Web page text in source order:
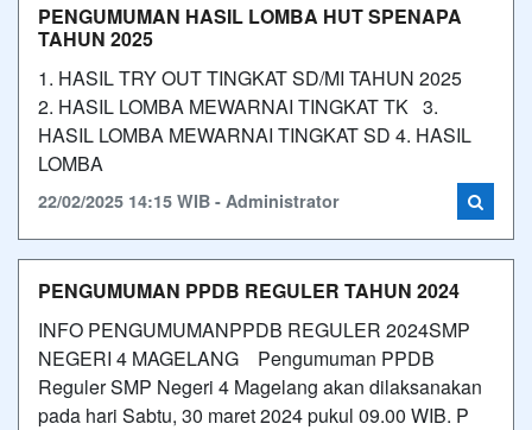
PENGUMUMAN HASIL LOMBA HUT SPENAPA
TAHUN 2025
1. HASIL TRY OUT TINGKAT SD/MI TAHUN 2025
2. HASIL LOMBA MEWARNAI TINGKAT TK 3.
HASIL LOMBA MEWARNAI TINGKAT SD 4. HASIL
LOMBA
22/02/2025 14:15 WIB - Administrator
PENGUMUMAN PPDB REGULER TAHUN 2024
INFO PENGUMUMANPPDB REGULER 2024SMP
NEGERI 4 MAGELANG Pengumuman PPDB
Reguler SMP Negeri 4 Magelang akan dilaksanakan
pada hari Sabtu, 30 maret 2024 pukul 09.00 WIB. P